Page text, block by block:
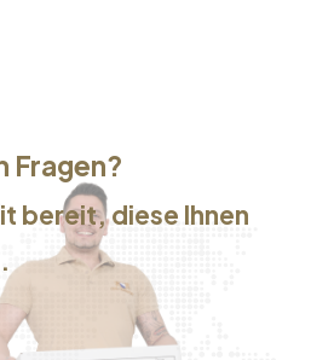
Fragen?
bereit, diese Ihnen